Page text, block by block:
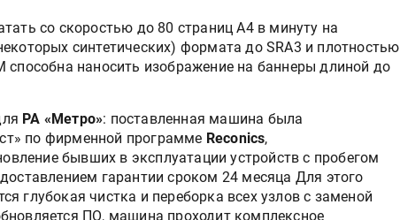
со скоростью до 80 страниц А4 в минуту на
синтетических) формата до SRA3 и плотностью
наносить изображение на баннеры длиной до
РА «Метро»: поставленная машина была
по фирменной программе Reconics,
бывших в эксплуатации устройств с пробегом
гарантии сроком 24 месяца Для этого
глубокая чистка и переборка всех узлов с заменой
ПО, машина проходит комплексное